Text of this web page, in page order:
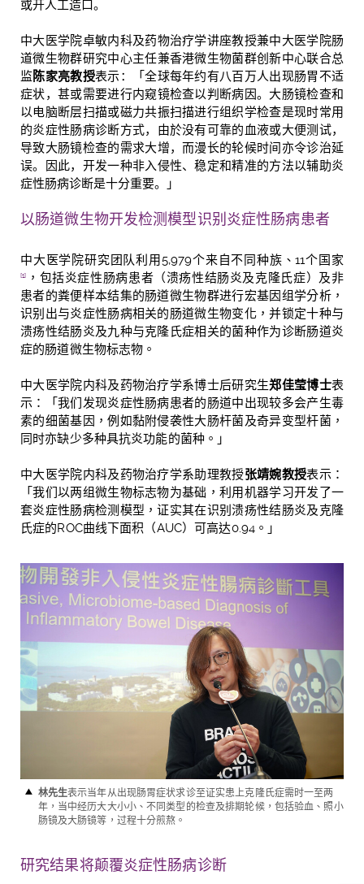
或开人工造口。
中大医学院卓敏内科及药物治疗学讲座教授兼中大医学院肠
道微生物群研究中心主任兼香港微生物菌群创新中心联合总
监陈家亮教授表示：「全球每年约有八百万人出现肠胃不适
症状，甚或需要进行内窥镜检查以判断病因。大肠镜检查和
以电脑断层扫描或磁力共振扫描进行组织学检查是现时常用
的炎症性肠病诊断方式，由於没有可靠的血液或大便测试，
导致大肠镜检查的需求大增，而漫长的轮候时间亦令诊治延
误。因此，开发一种非入侵性、稳定和精准的方法以辅助炎
症性肠病诊断是十分重要。」
以肠道微生物开发检测模型识别炎症性肠病患者
中大医学院研究团队利用5,979个来自不同种族、11个国家
[1]
，包括炎症性肠病患者（溃疡性结肠炎及克隆氏症）及非
患者的粪便样本结集的肠道微生物群进行宏基因组学分析，
识别出与炎症性肠病相关的肠道微生物变化，并锁定十种与
溃疡性结肠炎及九种与克隆氏症相关的菌种作为诊断肠道炎
症的肠道微生物标志物。
中大医学院内科及药物治疗学系博士后研究生郑佳莹博士表
示：「我们发现炎症性肠病患者的肠道中出现较多会产生毒
素的细菌基因，例如黏附侵袭性大肠杆菌及奇异变型杆菌，
同时亦缺少多种具抗炎功能的菌种。」
中大医学院内科及药物治疗学系助理教授张靖婉教授表示：
「我们以两组微生物标志物为基础，利用机器学习开发了一
套炎症性肠病检测模型，证实其在识别溃疡性结肠炎及克隆
氏症的ROC曲线下面积（AUC）可高达0.94 。」
林先生表示当年从出现肠胃症状求诊至证实患上克隆氏症需时一至两
年，当中经历大大小小、不同类型的检查及排期轮候，包括验血、照小
肠镜及大肠镜等，过程十分煎熬。
研究结果将颠覆炎症性肠病诊断